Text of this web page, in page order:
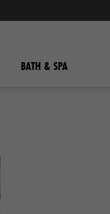
BATH & SPA